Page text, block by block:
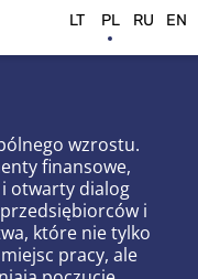
wzrostu.
finansowe,
otwarty dialog
i
które nie tylko
pracy, ale
LT PL RU EN